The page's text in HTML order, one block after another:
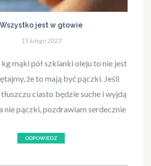
Wszystko jest w głowie
15 lutego 2023
kg mąki pół szklanki oleju to nie jest
że to mają być pączki. Jeśli
ciasto będzie suche i wyjdą
nie pączki, pozdrawiam serdecznie
ODPOWIEDZ